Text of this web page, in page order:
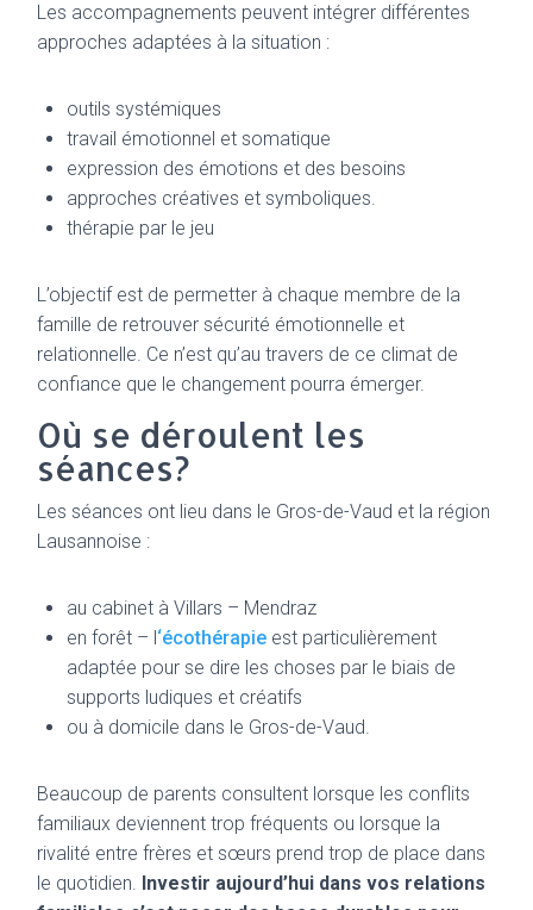
Les accompagnements peuvent intégrer différentes
approches adaptées à la situation :
outils systémiques
travail émotionnel et somatique
expression des émotions et des besoins
approches créatives et symboliques.
thérapie par le jeu
L’objectif est de permetter à chaque membre de la
famille de retrouver sécurité émotionnelle et
relationnelle. Ce n’est qu’au travers de ce climat de
confiance que le changement pourra émerger.
Où se déroulent les
séances?
Les séances ont lieu dans le Gros-de-Vaud et la région
Lausannoise :
au cabinet à Villars – Mendraz
en forêt – l‘écothérapie est particulièrement
adaptée pour se dire les choses par le biais de
supports ludiques et créatifs
ou à domicile dans le Gros-de-Vaud.
Beaucoup de parents consultent lorsque les conflits
familiaux deviennent trop fréquents ou lorsque la
rivalité entre frères et sœurs prend trop de place dans
le quotidien. Investir aujourd’hui dans vos relations